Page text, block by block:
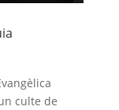
culte de